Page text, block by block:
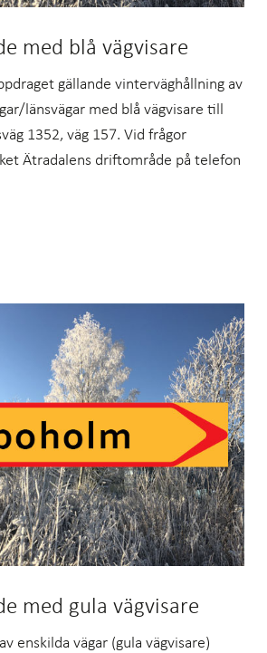
med blå vägvisare
gällande vinterväghållning av
länsvägar med blå vägvisare till
1352, väg 157. Vid frågor
Ätradalens driftområde på telefon
med gula vägvisare
enskilda vägar (gula vägvisare)